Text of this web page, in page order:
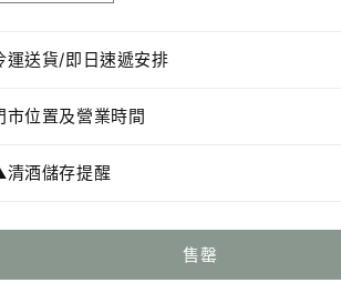
錦
札
純
釀
運送貨/即日速遞安排
市位置及營業時間
酒儲存提醒
售罄